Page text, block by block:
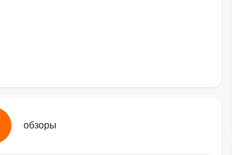
обзоры